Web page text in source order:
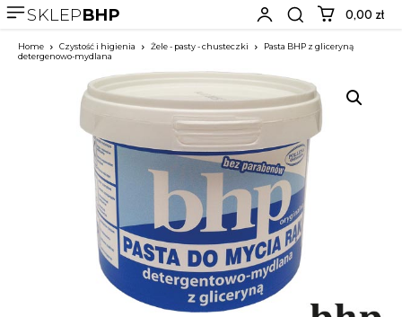
SKLEPBHP 0,00 zł
Home Czystość i higienia Żele - pasty - chusteczki
Pasta BHP z gliceryną
detergenowo-mydlana